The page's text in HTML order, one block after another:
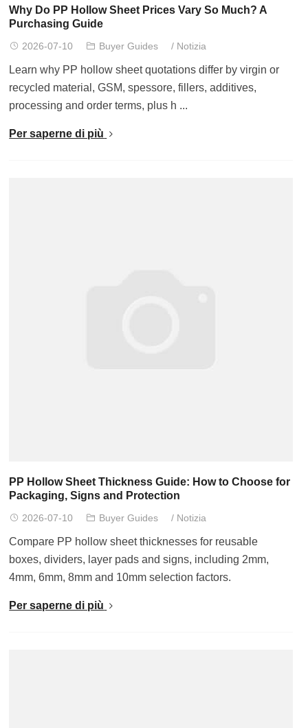
Why Do PP Hollow Sheet Prices Vary So Much? A
Purchasing Guide
2026-07-10 Buyer Guides / Notizia
Learn why PP hollow sheet quotations differ by virgin or
recycled material , GSM, spessore,fillers,additives,
processing and order terms, plus h ...
Per saperne di più
PP Hollow Sheet Thickness Guide: How to Choose for
Packaging,Signs and Protection
2026-07-10 Buyer Guides / Notizia
Compare PP hollow sheet thicknesses for reusable
boxes,dividers, layer pads and signs, including 2mm,
4mm, 6mm, 8mm and 10mm selection factors.
Per saperne di più